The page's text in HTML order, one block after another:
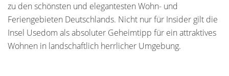
zu den schönsten und elegantesten Wohn- und
Feriengebieten Deutschlands. Nicht nur für Insider gilt die
Insel Usedom als absoluter Geheimtipp für ein attraktives
Wohnen in landschaftlich herrlicher Umgebung.